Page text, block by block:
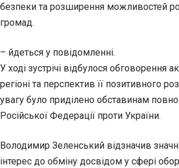
безпеки та розширення можливостей
громад.
– йдеться у повідомленні.
У ході зустрічі відбулося обговорення
регіоні та перспектив її позитивного
увагу було приділено обставинам
Російської Федерації проти України.
Володимир Зеленський відзначив
інтерес до обміну досвідом у сфері